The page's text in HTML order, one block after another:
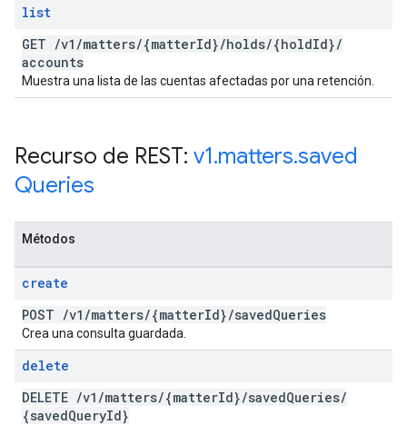
list
GET /v1 /matters/{matterId}/holds/{holdId}/
accounts
Muestra una lista de las cuentas afectadas por una retención.
Recurso de REST: v1.matters.saved
Queries
Métodos
create
POST /v1 /matters/{matterId}/savedQueries
Crea una consulta guardada.
delete
DELETE /v1 /matters/{matterId}/savedQueries/
{savedQueryId}